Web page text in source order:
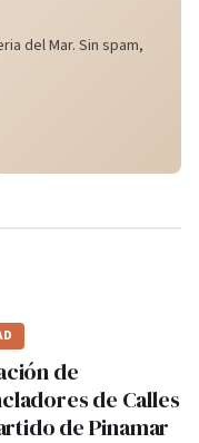
del Mar. Sin spam,
de
de Calles
de Pinamar